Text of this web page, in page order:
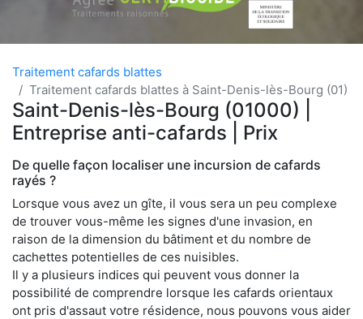
Traitement cafards blattes
Traitement cafards blattes à Saint-Denis-lès-Bourg (01)
Saint-Denis-lès-Bourg (01000) |
Entreprise anti-cafards | Prix
De quelle façon localiser une incursion de cafards
rayés ?
Lorsque vous avez un gîte, il vous sera un peu complexe
de trouver vous-même les signes d'une invasion, en
raison de la dimension du bâtiment et du nombre de
cachettes potentielles de ces nuisibles.
Il y a plusieurs indices qui peuvent vous donner la
possibilité de comprendre lorsque les cafards orientaux
ont pris d'assaut votre résidence, nous pouvons vous aider